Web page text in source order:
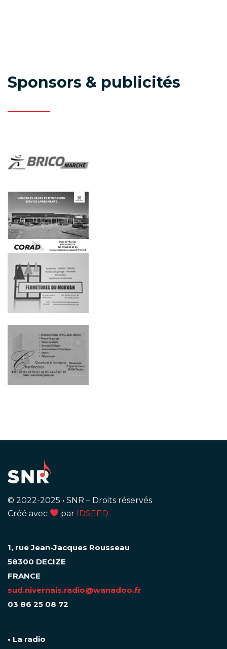
Sponsors & publicités
© 2022-2025 • SNR – Droits réservés
Créé avec
par IDSEED
1, rue Jean-Jacques Rousseau
58300 DECIZE
FRANCE
sud.nivernais.radio@wanadoo.fr
03 86 25 08 72
• La radio